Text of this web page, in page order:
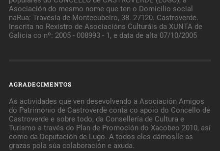
Asociación do mesmo nome que ten o Domicilio social
naRua: Travesía de Montecubeiro, 38. 27120. Castroverde.
Inscrita no Rexistro de Asociacións Culturáis da XUNTA de
Galicia co nº: 2005 - 008993 - 1, e data de alta 07/10/2005
AGRADECIMENTOS
As actividades que ven desevolvendo a Asociación Amigos
do Patrimonio de Castroverde conta co apoio do Concello de
Castroverde e sobre todo, da Consellería de Cultura e
Turismo a través do Plan de Promoción do Xacobeo 2010, así
como da Deputación de Lugo. A todos eles dámoslle as
grazas pola súa colaboración e axuda.